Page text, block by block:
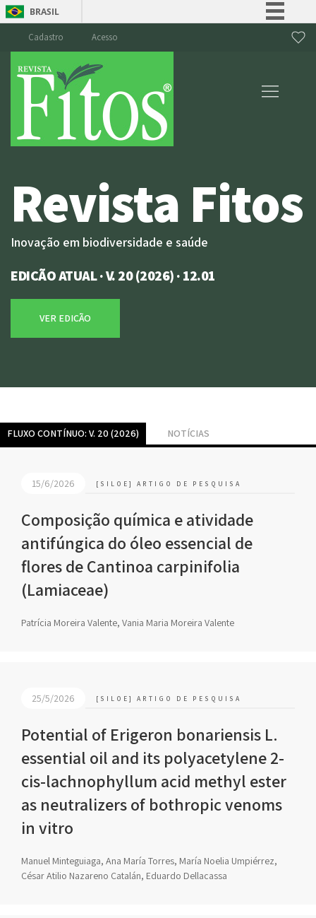
BRASIL
Cadastro Acesso
Revista Fitos
Inovação em biodiversidade e saúde
EDIÇÃO ATUAL · V. 20 (2026) · 12.01
VER EDIÇÃO
FLUXO CONTÍNUO: V. 20 (2026) NOTÍCIAS
15/6/2026 [SILOE] ARTIGO DE PESQUISA
Composição química e atividade
antifúngica do óleo essencial de
flores de Cantinoa carpinifolia
(Lamiaceae)
Patrícia Moreira Valente, Vania Maria Moreira Valente
25/5/2026 [SILOE] ARTIGO DE PESQUISA
Potential of Erigeron bonariensis L.
essential oil and its polyacetylene 2-
cis-lachnophyllum acid methyl ester
as neutralizers of bothropic venoms
in vitro
Manuel Minteguiaga, Ana María Torres, María Noelia Umpiérrez,
César Atilio Nazareno Catalán, Eduardo Dellacassa